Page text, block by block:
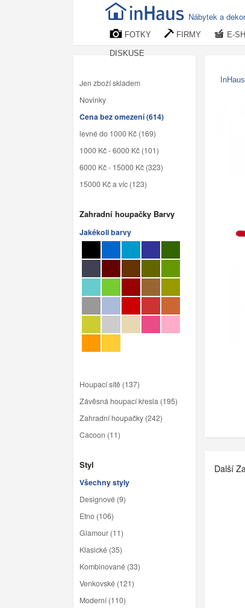
Nábytek a
FOTKY FIRMY E-
DISKUSE
Jen zboží skladem
Novinky
Cena bez omezení (614)
levné do 1000 Kč (169)
1000 Kč - 6000 Kč (101)
6000 Kč - 15000 Kč (323)
15000 Kč a víc (123)
Zahradní houpačky Barvy
Jakékoli barvy
Houpací sítě (137)
Závěsná houpací křesla (195)
Zahradní houpačky (242)
Cacoon (11)
Styl
Všechny styly
Designové (9)
Etno (106)
Glamour (11)
Klasické (35)
Kombinované (33)
Venkovské (121)
Moderní (110)
Další